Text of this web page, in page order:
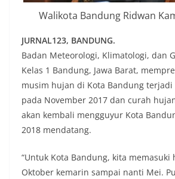
Walikota Bandung Ridwan
JURNAL123, BANDUNG.
Badan Meteorologi, Klimatologi, dan
Kelas 1 Bandung, Jawa Barat,
musim hujan di Kota Bandung terjadi
pada November 2017 dan curah
akan kembali mengguyur Kota
2018 mendatang.
“Untuk Kota Bandung, kita memasuki
Oktober kemarin sampai nanti Mei.